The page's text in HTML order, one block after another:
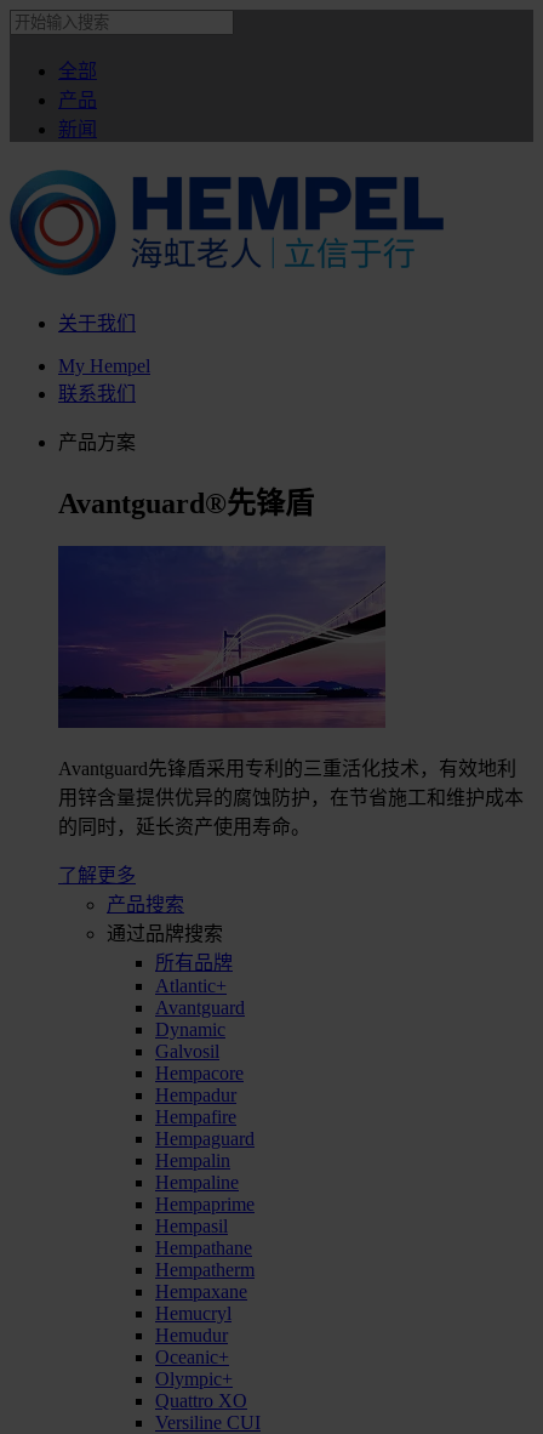
全部
产品
新闻
关于我们
My Hempel
联系我们
产品方案
Avantguard®先锋盾
Avantguard先锋盾采用专利的三重活化技术，有效地利
用锌含量提供优异的腐蚀防护，在节省施工和维护成本
的同时，延长资产使用寿命。
了解更多
产品搜索
通过品牌搜索
所有品牌
Atlantic+
Avantguard
Dynamic
Galvosil
Hempacore
Hempadur
Hempafire
Hempaguard
Hempalin
Hempaline
Hempaprime
Hempasil
Hempathane
Hempatherm
Hempaxane
Hemucryl
Hemudur
Oceanic+
Olympic+
Quattro XO
Versiline CUI